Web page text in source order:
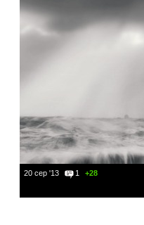
20 сер '13 1 +28